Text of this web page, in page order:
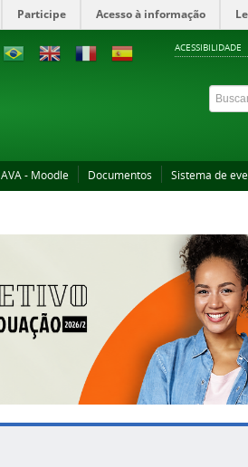
Participe Acesso à informação
ACESSIBILIDADE
AVA - Moodle Documentos Sistema de